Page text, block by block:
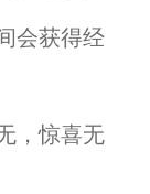
会获得经
，惊喜无